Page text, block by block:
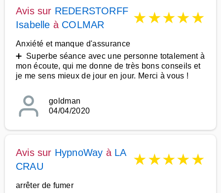
Avis sur REDERSTORFF
Isabelle à COLMAR ★★★★★
Anxiété et manque d'assurance
➕ Superbe séance avec une personne totalement à
mon écoute, qui me donne de très bons conseils et
je me sens mieux de jour en jour. Merci à vous !
goldman
04/04/2020
Avis sur HypnoWay à LA
CRAU
★★★★★
arrêter de fumer